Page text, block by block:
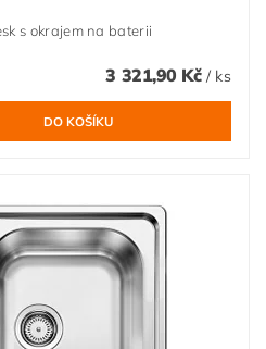
s okrajem na baterii
3 321,90 Kč / ks